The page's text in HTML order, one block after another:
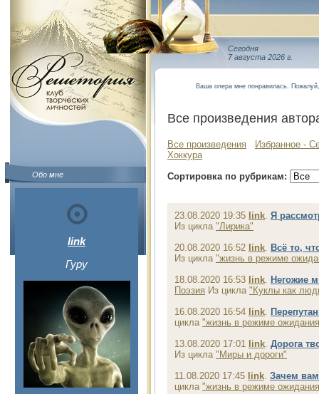
Обо мне
link
Гуру
Сегодня
7 августа 2026 г.
Ваша опера мне понравилась.
Все произведения
Все произведения
Избранное -
Хоккура
Сортировка по рубрикам:
23.08.2020 19:35 link. Я
Из цикла "Лирика"
20.08.2020 16:52 link. Всё то,
Из цикла "жизнь в режиме
18.08.2020 16:53 link. Негожие
Поэзия Из цикла "Куклы как
16.08.2020 16:54 link.
цикла "жизнь в режиме
13.08.2020 17:01 link. Дорога
Из цикла "Миры и дороги"
11.08.2020 17:45 link. Зачем
цикла "жизнь в режиме